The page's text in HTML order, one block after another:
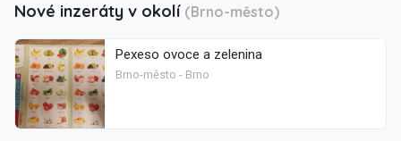
Nové inzeráty v okolí (Brno-město)
Pexeso ovoce a zelenina
Brno-město - Brno